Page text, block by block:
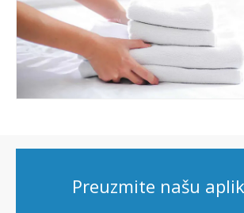
Preuzmite našu